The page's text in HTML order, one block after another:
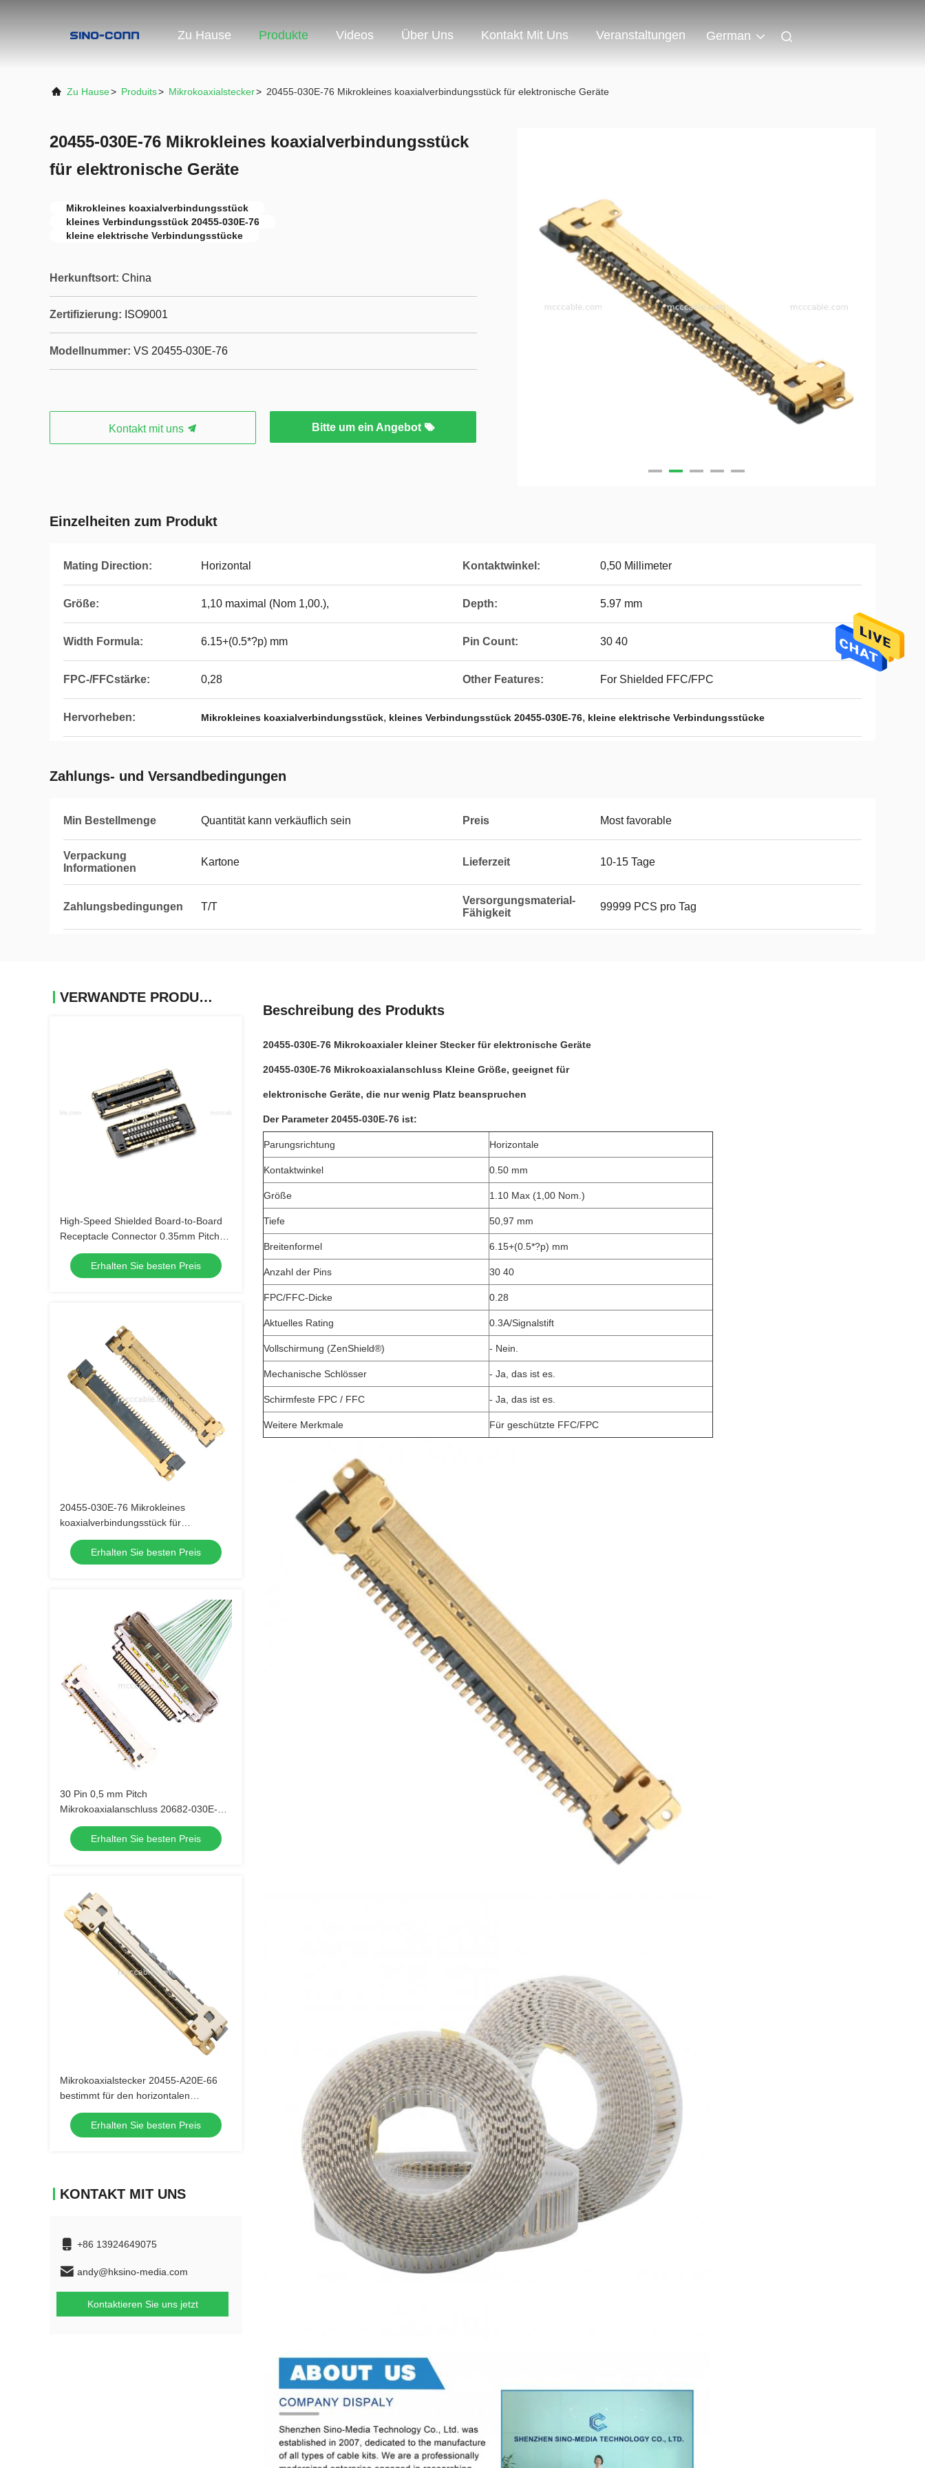
Zu Hause Produkte Videos Über Uns Kontakt Mit Uns Veranstaltungen German
Zu Hause> Produits> Mikrokoaxialstecker> 20455-030E-76 Mikrokleines koaxialverbindungsstück für elektronische Geräte
20455-030E-76 Mikrokleines koaxialverbindungsstück
für elektronische Geräte
Mikrokleines koaxialverbindungsstück
kleines Verbindungsstück 20455-030E-76
kleine elektrische Verbindungsstücke
Herkunftsort: China
Zertifizierung: ISO9001
Modellnummer: VS 20455-030E-76
Kontakt mit uns Bitte um ein Angebot
Einzelheiten zum Produkt
Mating Direction: Horizontal Kontaktwinkel: 0,50 Millimeter
Größe: 1,10 maximal (Nom 1,00.), Depth: 5.97 mm
Width Formula: 6.15+(0.5*?p) mm Pin Count: 30 40
FPC-/FFCstärke: 0,28 Other Features: For Shielded FFC/FPC
Hervorheben: Mikrokleines koaxialverbindungsstück, kleines Verbindungsstück 20455-030E-76, kleine elektrische Verbindungsstücke
Zahlungs- und Versandbedingungen
Min Bestellmenge Quantität kann verkäuflich sein Preis Most favorable
Verpackung
Informationen
Kartone Lieferzeit 10-15 Tage
Zahlungsbedingungen T/T
Versorgungsmaterial-
Fähigkeit
99999 PCS pro Tag
VERWANDTE PRODUKTE
High-Speed Shielded Board-to-Board
Receptacle Connector 0.35mm Pitch
for Data Transmission
Erhalten Sie besten Preis
20455-030E-76 Mikrokleines
koaxialverbindungsstück für
elektronische Geräte
Erhalten Sie besten Preis
30 Pin 0,5 mm Pitch
Mikrokoaxialanschluss 20682-030E-02
Kabel-CA
Erhalten Sie besten Preis
Mikrokoaxialstecker 20455-A20E-66
bestimmt für den horizontalen
Anschluss
Erhalten Sie besten Preis
KONTAKT MIT UNS
+86 13924649075
andy@hksino-media.com
Kontaktieren Sie uns jetzt
Beschreibung des Produkts
20455-030E-76 Mikrokoaxialer kleiner Stecker für elektronische Geräte
20455-030E-76 Mikrokoaxialanschluss Kleine Größe, geeignet für
elektronische Geräte, die nur wenig Platz beanspruchen
Der Parameter 20455-030E-76 ist:
Parungsrichtung Horizontale
Kontaktwinkel 0.50 mm
Größe 1.10 Max (1,00 Nom.)
Tiefe 50,97 mm
Breitenformel 6.15+(0.5*?p) mm
Anzahl der Pins 30 40
FPC/FFC-Dicke 0.28
Aktuelles Rating 0.3A/Signalstift
Vollschirmung (ZenShield®) - Nein.
Mechanische Schlösser - Ja, das ist es.
Schirmfeste FPC / FFC - Ja, das ist es.
Weitere Merkmale Für geschützte FFC/FPC